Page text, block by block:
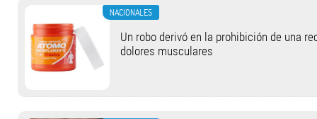
NACIONALES
Un robo derivó en la prohibición de una
dolores musculares